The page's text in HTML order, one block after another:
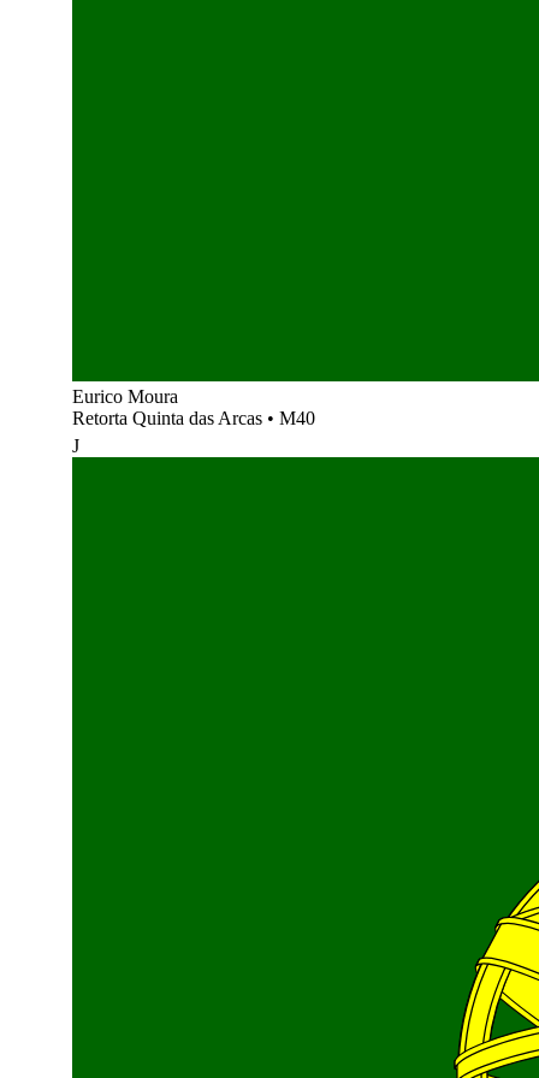
Eurico Moura
Retorta Quinta das Arcas • M40
J